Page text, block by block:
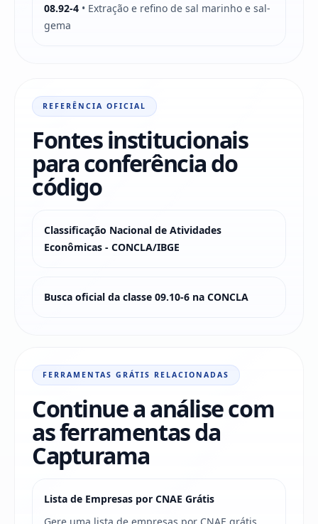
08.92-4 • Extração e refino de sal marinho e sal-
gema
REFERÊNCIA OFICIAL
Fontes institucionais
para conferência do
código
Classificação Nacional de Atividades
Econômicas - CONCLA/IBGE
Busca oficial da classe 09.10-6 na CONCLA
FERRAMENTAS GRÁTIS RELACIONADAS
Continue a análise com
as ferramentas da
Capturama
Lista de Empresas por CNAE Grátis